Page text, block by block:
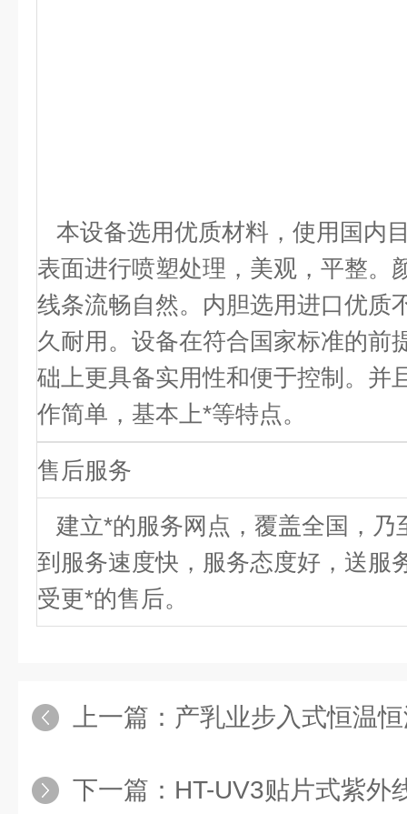
本设备选用优质材料，使用国内
表面进行喷塑处理，美观，平整。
线条流畅自然。内胆选用进口优质
久耐用。设备在符合国家标准的前
础上更具备实用性和便于控制。并
作简单，基本上*等特点。
售后服务
建立*的服务网点，覆盖全国，乃
到服务速度快，服务态度好，送服
受更*的售后。
上一篇： 产乳业步入式恒温
下一篇： HT-UV3贴片式紫外线